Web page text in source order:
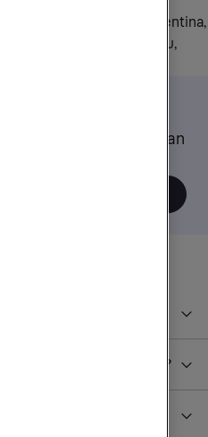
i följande länder:
Argentina,
Ecuador, Paraguay, Peru,
och råd om hur du kan
kostnader i utlandet?
vet jag när det tar slut?
mms från Sverige?